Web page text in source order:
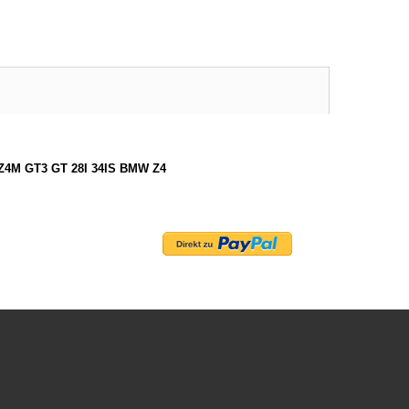
GT3 GT 28I 34IS BMW Z4